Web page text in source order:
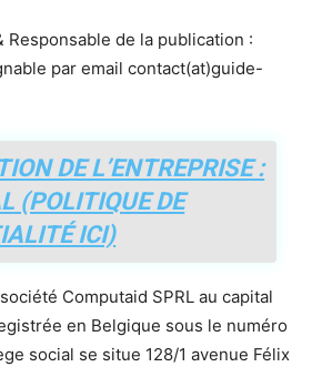
de la publication :
par email contact(at)guide-
DE L’ENTREPRISE :
(POLITIQUE DE
ICI)
Computaid SPRL au capital
en Belgique sous le numéro
social se situe 128/1 avenue Félix